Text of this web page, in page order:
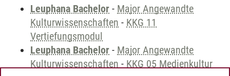
Leuphana Bachelor - Major Angewandte
Kulturwissenschaften - KKG 11
Vertiefungsmodul
Leuphana Bachelor - Major Angewandte
Kulturwissenschaften - KKG 05 Medienkultur